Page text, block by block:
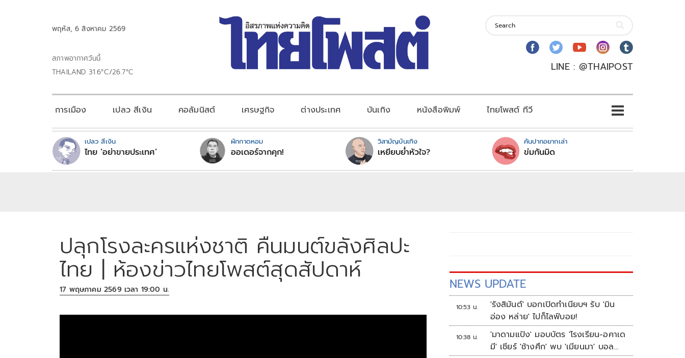
พฤหัส, 6 สิงหาคม 2569
สภาพอากาศวันนี้
THAILAND 31.6°C/26.7°C
LINE : @THAIPOST
การเมือง เปลว สีเงิน คอลัมนิสต์ เศรษฐกิจ ต่างประเทศ บันเทิง หนังสือพิมพ์ ไทยโพสต์ ทีวี
เปลว สีเงิน
ไทย ‘อย่าขายประเทศ’
ผักกาดหอม
ออเดอร์จากคุก!
วิสามัญบันเทิง
เหยียบย่ำหัวใจ?
คันปากอยากเล่า
ข่มกันมิด
ปลุกโรงละครแห่งชาติ คืนมนต์ขลังศิลปะ
ไทย | ห้องข่าวไทยโพสต์สุดสัปดาห์
17 พฤษภาคม 2569 เวลา 19:00 น. NEWS UPDATE
10:53 น.
'รังสิมันต์' บอกเปิดทำเนียบฯ รับ 'มิน
อ่อง หล่าย' ไปก็ไลฟ์บอย!
10:38 น.
'มาดามแป้ง' มอบบัตร 'โรงเรียน-อคาเด
มี' เชียร์ 'ช้างศึก' พบ 'เมียนมา' บอล